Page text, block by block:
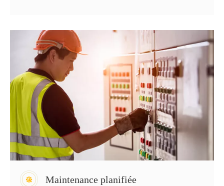
Maintenance planifiée